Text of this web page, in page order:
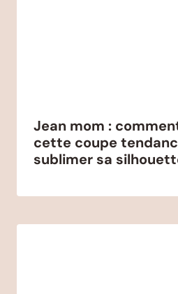
Jean mom :
cette coupe
sublimer sa